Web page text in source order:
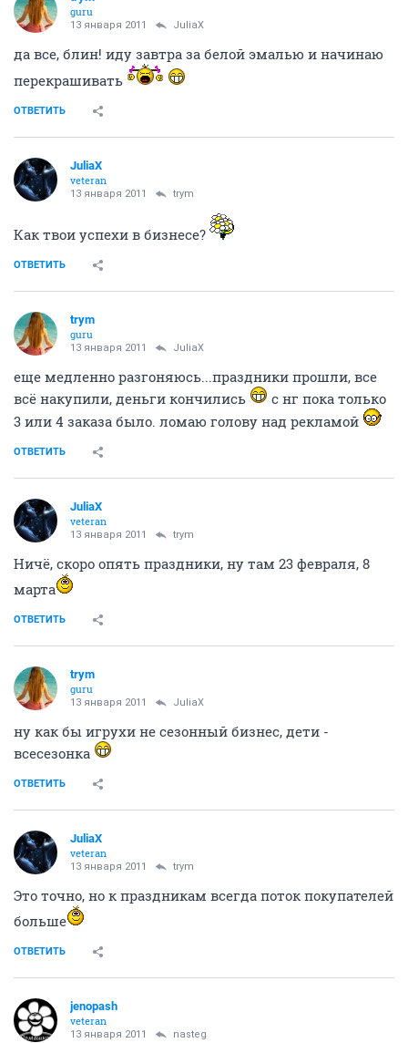
guru
13 января 2011 JuliaX
да все, блин! иду завтра за белой эмалью и начинаю
перекрашивать
ОТВЕТИТЬ
JuliaX
veteran
13 января 2011 trym
Как твои успехи в бизнесе?
ОТВЕТИТЬ
trym
guru
13 января 2011 JuliaX
еще медленно разгоняюсь...праздники прошли, все
всё накупили, деньги кончились
с нг пока только
3 или 4 заказа было. ломаю голову над рекламой
ОТВЕТИТЬ
JuliaX
veteran
13 января 2011 trym
Ничё, скоро опять праздники, ну там 23 февраля, 8
марта
ОТВЕТИТЬ
trym
guru
13 января 2011 JuliaX
ну как бы игрухи не сезонный бизнес, дети -
всесезонка
ОТВЕТИТЬ
JuliaX
veteran
13 января 2011 trym
Это точно, но к праздникам всегда поток покупателей
больше
ОТВЕТИТЬ
jenopash
veteran
13 января 2011 nasteg